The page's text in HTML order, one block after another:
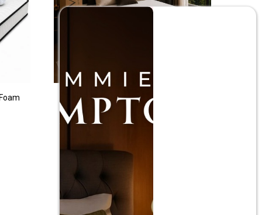
Colchon 2 plazas THM Memory Foam
$ 15.990 $ 31.990